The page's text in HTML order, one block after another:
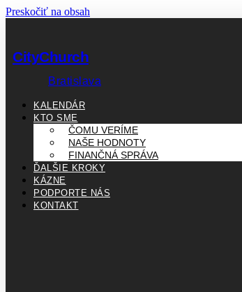
Preskočiť na obsah
CityChurch
Bratislava
KALENDÁR
KTO SME
ČOMU VERÍME
NAŠE HODNOTY
FINANČNÁ SPRÁVA
ĎALŠIE KROKY
KÁZNE
PODPORTE NÁS
KONTAKT